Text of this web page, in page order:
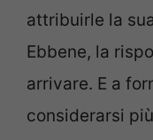
attribuirle la
Ebbene, la
arrivare. E a
considerarsi